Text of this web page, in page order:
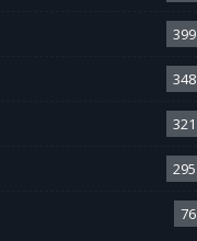
399
348
321
295
76